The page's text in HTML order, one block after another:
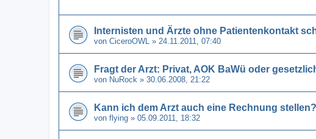
Internisten und Ärzte ohne Patientenkontakt
von CiceroOWL » 24.11.2011, 07:40
Fragt der Arzt: Privat, AOK BaWü oder
von NuRock » 30.06.2008, 21:22
Kann ich dem Arzt auch eine Rechnung stellen?
von flying » 05.09.2011, 18:32